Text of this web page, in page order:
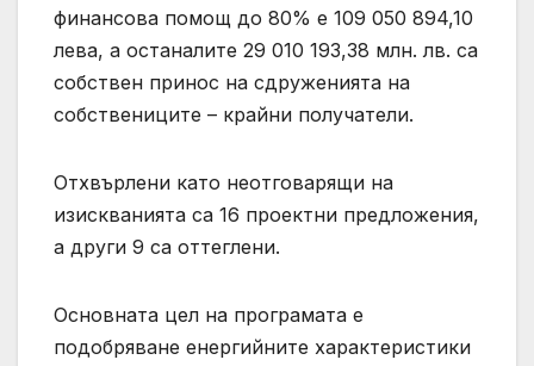
финансова помощ до 80% е 109 050 894,10
лева, а останалите 29 010 193,38 млн. лв. са
собствен принос на сдруженията на
собствениците – крайни получатели.
Отхвърлени като неотговарящи на
изискванията са 16 проектни предложения,
а други 9 са оттеглени.
Основната цел на програмата е
подобряване енергийните характеристики